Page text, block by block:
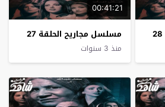
00:41:21
مسلسل مجاريح الحلقة 27
منذ 3 سنوات